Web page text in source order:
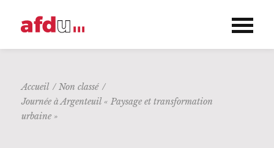
Accueil / Non classé /
Journée à Argenteuil « Paysage et transformation
urbaine »